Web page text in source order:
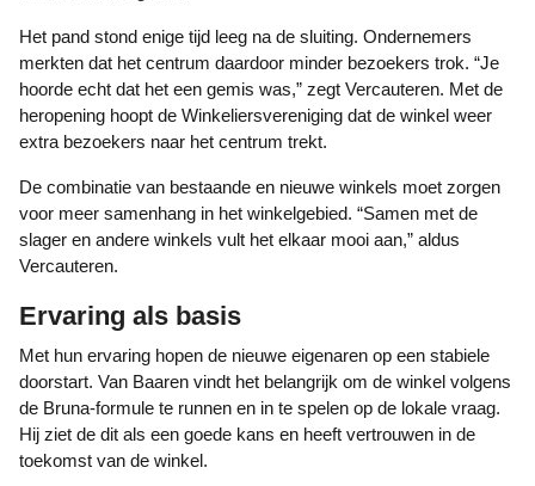
Het pand stond enige tijd leeg na de sluiting. Ondernemers
merkten dat het centrum daardoor minder bezoekers trok. “Je
hoorde echt dat het een gemis was,” zegt Vercauteren. Met de
heropening hoopt de Winkeliersvereniging dat de winkel weer
extra bezoekers naar het centrum trekt.
De combinatie van bestaande en nieuwe winkels moet zorgen
voor meer samenhang in het winkelgebied. “Samen met de
slager en andere winkels vult het elkaar mooi aan,” aldus
Vercauteren.
Ervaring als basis
Met hun ervaring hopen de nieuwe eigenaren op een stabiele
doorstart. Van Baaren vindt het belangrijk om de winkel volgens
de Bruna-formule te runnen en in te spelen op de lokale vraag.
Hij ziet de dit als een goede kans en heeft vertrouwen in de
toekomst van de winkel.